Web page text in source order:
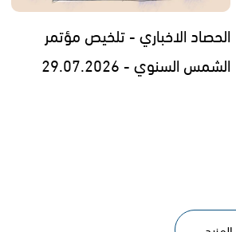
الحصاد الاخباري - تلخيص مؤتمر
الشمس السنوي - 29.07.2026